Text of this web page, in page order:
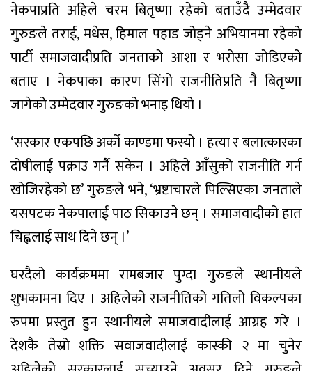
नेकपाप्रति अहिले चरम बितृष्णा रहेको बताउँदै उम्मेदवार
गुरुङले तराई, मधेस, हिमाल पहाड जोड्ने अभियानमा रहेको
पार्टी समाजवादीप्रति जनताको आशा र भरोसा जोडिएको
बताए । नेकपाका कारण सिंगो राजनीतिप्रति नै बितृष्णा
जागेको उम्मेदवार गुरुङको भनाइ थियो ।
‘सरकार एकपछि अर्को काण्डमा फस्यो । हत्या र बलात्कारका
दोषीलाई पक्राउ गर्नै सकेन । अहिले आँसुको राजनीति गर्न
खोजिरहेको छ’ गुरुङले भने, ‘भ्रष्टाचारले पिल्सिएका जनताले
यसपटक नेकपालाई पाठ सिकाउने छन् । समाजवादीको हात
चिह्नलाई साथ दिने छन् ।’
घरदैलो कार्यक्रममा रामबजार पुग्दा गुरुङले स्थानीयले
शुभकामना दिए । अहिलेको राजनीतिको गतिलो विकल्पका
रुपमा प्रस्तुत हुन स्थानीयले समाजवादीलाई आग्रह गरे ।
देशकै तेस्रो शक्ति सवाजवादीलाई कास्की २ मा चुनेर